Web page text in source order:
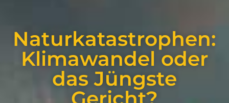
Naturkatastrophen:
Klimawandel oder
das Jüngste